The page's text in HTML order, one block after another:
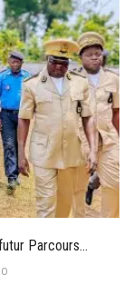
Parcours...